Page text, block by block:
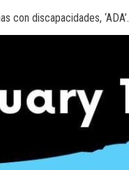
con discapacidades, ‘ADA’.